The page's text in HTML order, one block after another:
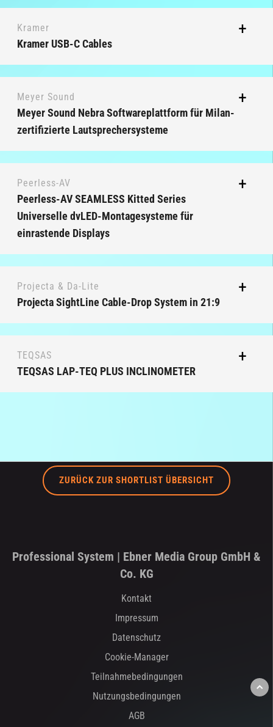
Kramer
Kramer USB-C Cables
Meyer Sound
Meyer Sound Nebra Softwareplattform für Milan-
zertifizierte Lautsprechersysteme
Peerless-AV
Peerless-AV SEAMLESS Kitted Series
Universelle dvLED-Montagesysteme für
einrastende Displays
Projecta & Da-Lite
Projecta SightLine Cable-Drop System in 21:9
TEQSAS
TEQSAS LAP-TEQ PLUS INCLINOMETER
ZURÜCK ZUR SHORTLIST ÜBERSICHT
Professional System | Ebner Media Group GmbH &
Co. KG
Kontakt
Impressum
Datenschutz
Cookie-Manager
Teilnahmebedingungen
Nutzungsbedingungen
AGB